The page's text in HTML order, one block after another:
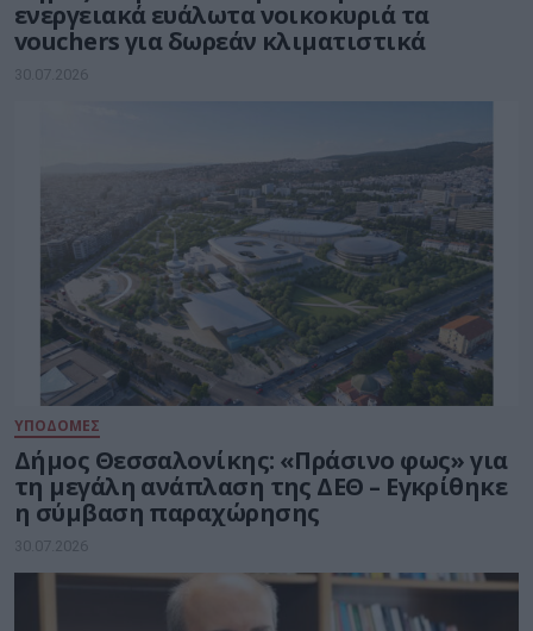
ενεργειακά ευάλωτα νοικοκυριά τα
vouchers για δωρεάν κλιματιστικά
30.07.2026
ΥΠΟΔΟΜΕΣ
Δήμος Θεσσαλονίκης: «Πράσινο φως» για
τη μεγάλη ανάπλαση της ΔΕΘ – Εγκρίθηκε
η σύμβαση παραχώρησης
30.07.2026